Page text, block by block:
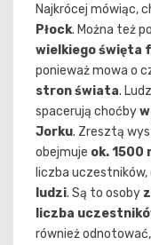
Najkrócej mówiąc,
Płock. Można też
wielkiego święta
ponieważ mowa o
stron świata.
spacerują choćby
Jorku. Zresztą
obejmuje ok. 1500
liczba uczestników,
ludzi. Są to osoby
liczba
również